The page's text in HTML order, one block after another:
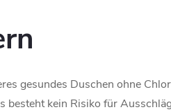
gesundes Duschen ohne
kein Risiko für